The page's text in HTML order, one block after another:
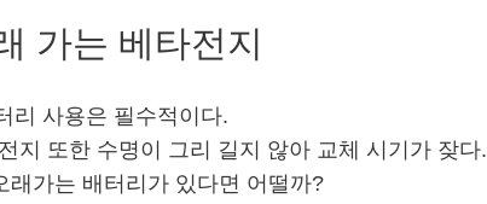
가는 베타전지
리 사용은 필수적이다.
지 또한 수명이 그리 길지 않아 교체 시기가 잦다.
래가는 배터리가 있다면 어떨까?